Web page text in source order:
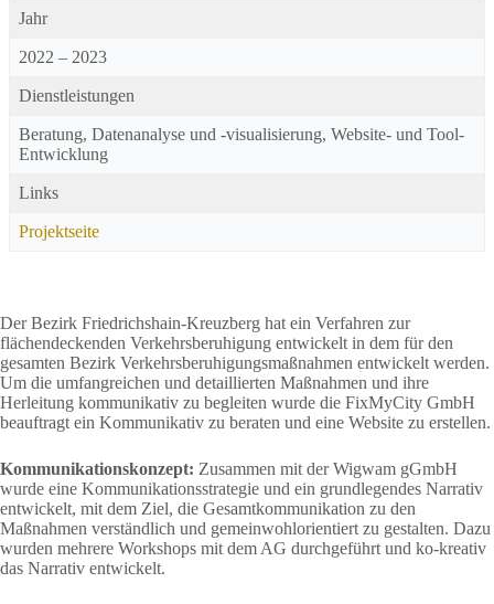
Jahr
2022 – 2023
Dienstleistungen
Beratung, Datenanalyse und -visualisierung, Website- und Tool-
Entwicklung
Links
Projektseite
Der Bezirk Friedrichshain-Kreuzberg hat ein Verfahren zur
flächendeckenden Verkehrsberuhigung entwickelt in dem für den
gesamten Bezirk Verkehrsberuhigungsmaßnahmen entwickelt werden.
Um die umfangreichen und detaillierten Maßnahmen und ihre
Herleitung kommunikativ zu begleiten wurde die FixMyCity GmbH
beauftragt ein Kommunikativ zu beraten und eine Website zu erstellen.
Kommunikationskonzept: Zusammen mit der Wigwam gGmbH
wurde eine Kommunikationsstrategie und ein grundlegendes Narrativ
entwickelt, mit dem Ziel, die Gesamtkommunikation zu den
Maßnahmen verständlich und gemeinwohlorientiert zu gestalten. Dazu
wurden mehrere Workshops mit dem AG durchgeführt und ko-kreativ
das Narrativ entwickelt.